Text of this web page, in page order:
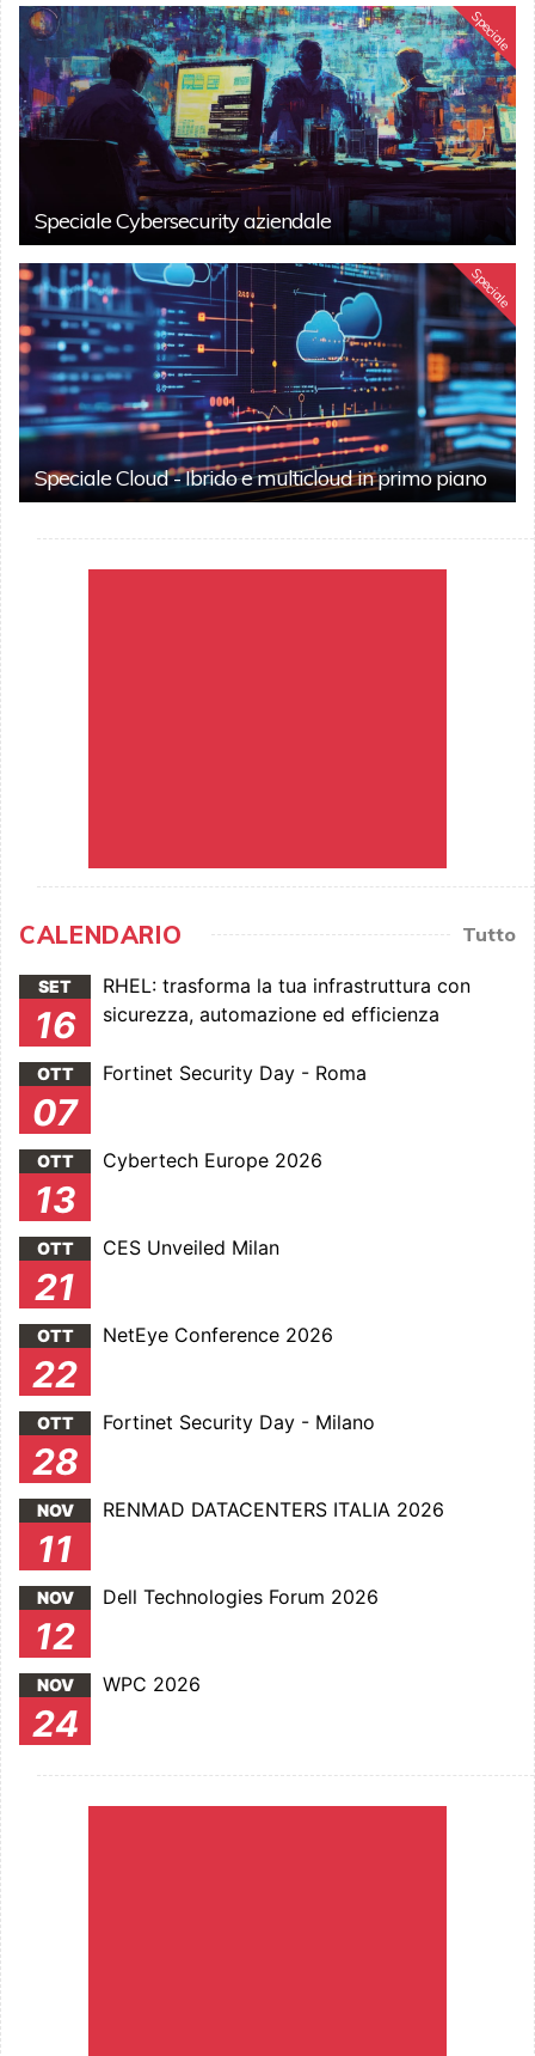
Speciale
Speciale Cybersecurity aziendale
Speciale
Speciale Cloud - Ibrido e multicloud in primo piano
CALENDARIO Tutto
SET
16
RHEL: trasforma la tua infrastruttura con
sicurezza, automazione ed efficienza
OTT
07
Fortinet Security Day - Roma
OTT
13
Cybertech Europe 2026
OTT
21
CES Unveiled Milan
OTT
22
NetEye Conference 2026
OTT
28
Fortinet Security Day - Milano
NOV
11
RENMAD DATACENTERS ITALIA 2026
NOV
12
Dell Technologies Forum 2026
NOV
24
WPC 2026